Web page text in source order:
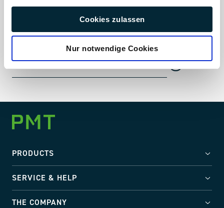
Cookies zulassen
Nur notwendige Cookies
Company news, trade fairs and much more
PRODUCTS
SERVICE & HELP
THE COMPANY